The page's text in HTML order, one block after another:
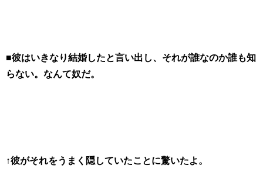
■彼はいきなり結婚したと言い出し、それが誰なのか誰も知
らない。なんて奴だ。
↑彼がそれをうまく隠していたことに驚いたよ。